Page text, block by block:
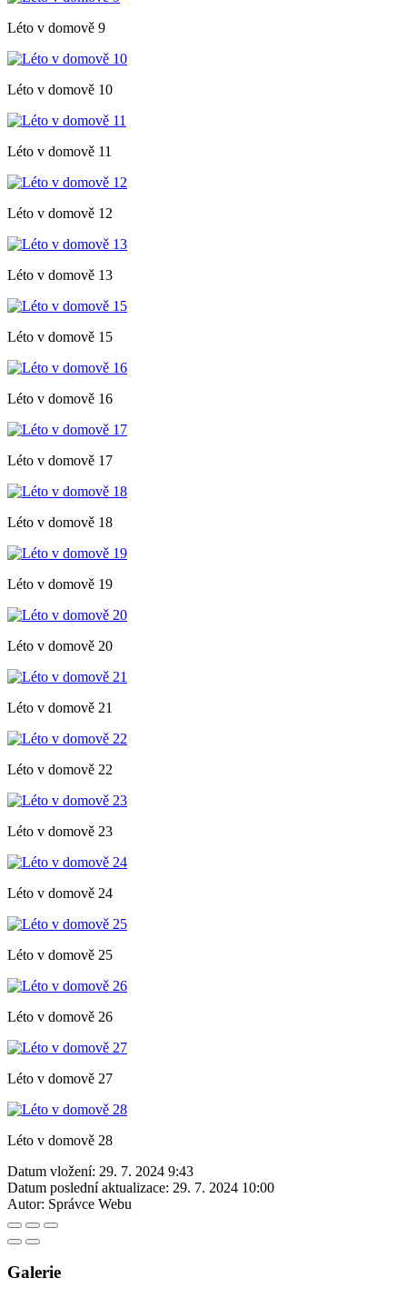
Léto v domově 9
Léto v domově 10
Léto v domově 11
Léto v domově 12
Léto v domově 13
Léto v domově 15
Léto v domově 16
Léto v domově 17
Léto v domově 18
Léto v domově 19
Léto v domově 20
Léto v domově 21
Léto v domově 22
Léto v domově 23
Léto v domově 24
Léto v domově 25
Léto v domově 26
Léto v domově 27
Léto v domově 28
Datum vložení: 29. 7. 2024 9:43
Datum poslední aktualizace: 29. 7. 2024 10:00
Autor: Správce Webu
Galerie